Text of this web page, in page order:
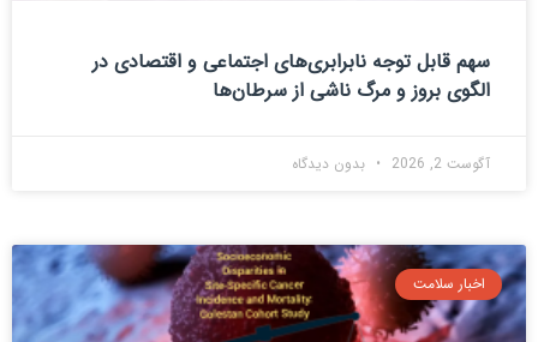
سهم قابل توجه نابرابری‌های اجتماعی و اقتصادی در
الگوی بروز و مرگ ناشی از سرطان‌ها
آگوست 2, 2026 بدون دیدگاه
اخبار سلامت